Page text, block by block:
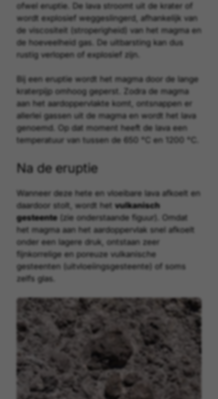
ofwel eruptie. De lava stroomt uit de krater of
wordt explosief weggeslingerd, afhankelijk van
de viscositeit (stroperigheid) van het magma en
de hoeveelheid gas. De uitbarsting kan dus
rustig verlopen of explosief zijn.
Bij een eruptie wordt het magma door de lange
kraterpijp omhoog geperst. Zodra de magma
aan het aardoppervlakte komt, ontsnappen er
allerlei gassen uit de magma en wordt het lava
genoemd. Op dat moment heeft de lava een
temperatuur van tussen de 650 °C en 1200 °C.
Na de eruptie
Wanneer deze hete en vloeibare lava afkoelt en
daardoor stolt, wordt het vulkanisch
gesteente(zie onderstaande figuur). Omdat
het magma aan het aardoppervlak snel afkoelt
onder een lagere druk, ontstaan zeer
fijnkorrelige en poreuze vulkanische
gesteenten (uitvloeiingsgesteente) of soms
zelfs glas.